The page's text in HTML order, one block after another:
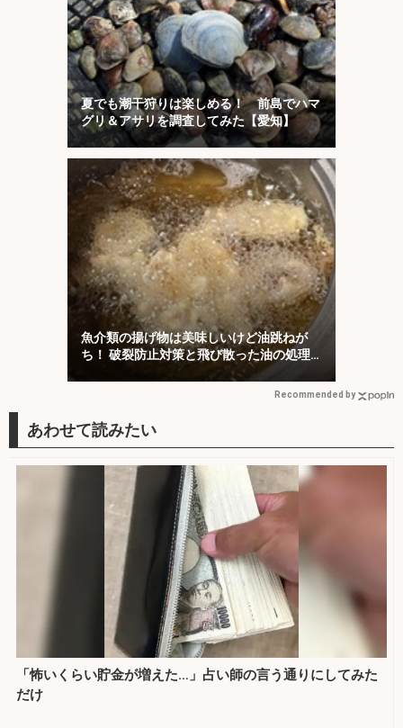
夏でも潮干狩りは楽しめる！ 前島でハマ
グリ＆アサリを調査してみた【愛知】
魚介類の揚げ物は美味しいけど油跳ねが
ち！ 破裂防止対策と飛び散った油の処理
Recommended by
「怖いくらい貯金が増えた…」占い師の言う通りにしてみた
だけ